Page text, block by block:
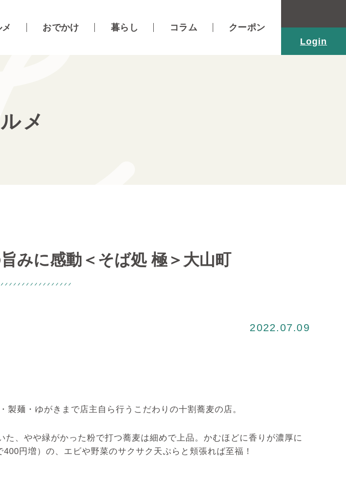
おでかけ 暮らし コラム
クーポン
Login
メ
みに感動＜そば処 極＞大山町
2022.07.09
麺・ゆがきまで店主自ら行うこだわりの十割蕎麦の店。
、やや緑がかった粉で打つ蕎麦は細めで上品。かむほどに香りが濃厚に
円増）の、エビや野菜のサクサク天ぷらと頬張れば至福！